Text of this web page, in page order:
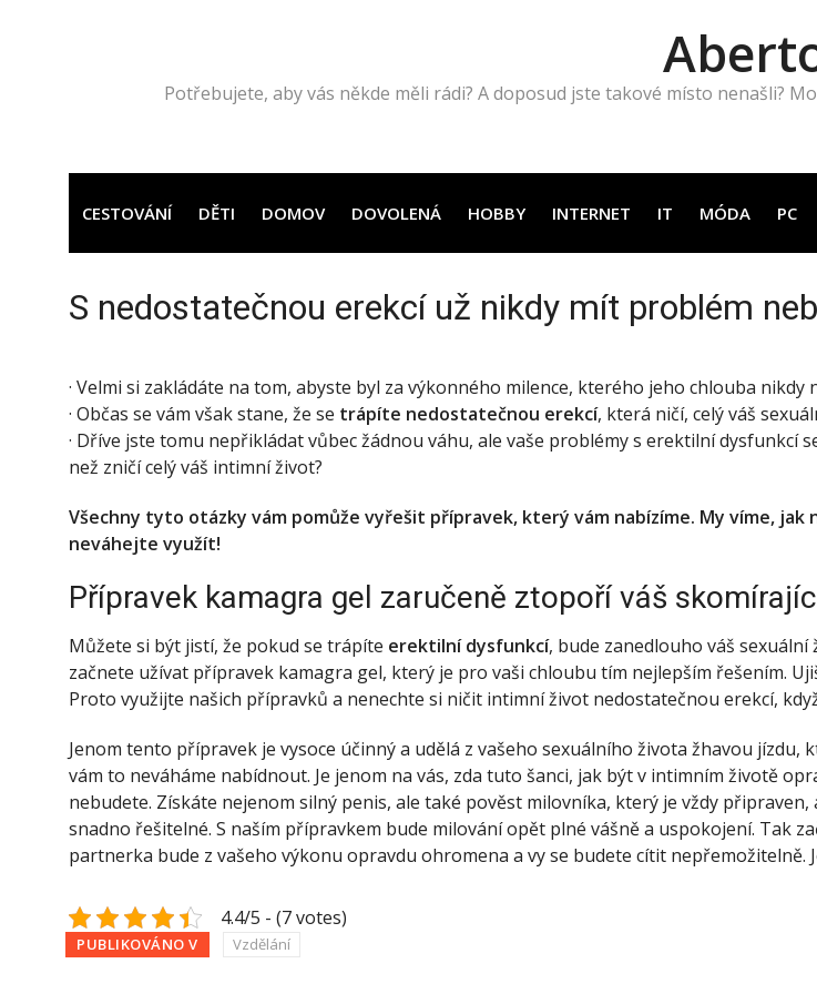
Potřebujete, aby vás někde měli rádi? A doposud jste takové místo nenašli?
CESTOVÁNÍ DĚTI DOMOV DOVOLENÁ HOBBY INTERNET IT MÓDA PC
S nedostatečnou erekcí už nikdy mít problém
· Velmi si zakládáte na tom, abyste byl za výkonného milence, kterého jeho chlouba nikdy
· Občas se vám však stane, že se trápíte nedostatečnou erekcí, která ničí, celý váš
· Dříve jste tomu nepřikládat vůbec žádnou váhu, ale vaše problémy s erektilní
než zničí celý váš intimní život?
Všechny tyto otázky vám pomůže vyřešit přípravek, který vám nabízíme. My víme,
neváhejte využít!
Přípravek kamagra gel zaručeně ztopoří váš
Můžete si být jistí, že pokud se trápíte erektilní dysfunkcí, bude zanedlouho váš
začnete užívat přípravek kamagra gel, který je pro vaši chloubu tím nejlepším řešením.
Proto využijte našich přípravků a nenechte si ničit intimní život nedostatečnou erekcí,
Jenom tento přípravek je vysoce účinný a udělá z vašeho sexuálního života žhavou
vám to neváháme nabídnout. Je jenom na vás, zda tuto šanci, jak být v intimním životě
nebudete. Získáte nejenom silný penis, ale také pověst milovníka, který je vždy
snadno řešitelné. S naším přípravkem bude milování opět plné vášně a uspokojení. Tak
partnerka bude z vašeho výkonu opravdu ohromena a vy se budete cítit nepřemožitelně.
4.4/5 - (7 votes)
PUBLIKOVÁNO V Vzdělání